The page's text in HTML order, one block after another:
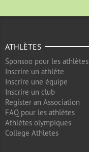
ATHLÈTES
Sponsoo pour les athlètes
Inscrire un athlète
Inscrire une équipe
Inscrire un club
Register an Association
FAQ pour les athlètes
Athlètes olympiques
College Athletes